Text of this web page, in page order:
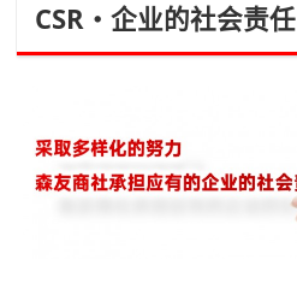
CSR・企业的社会责任